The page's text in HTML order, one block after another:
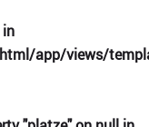
in
app/views/